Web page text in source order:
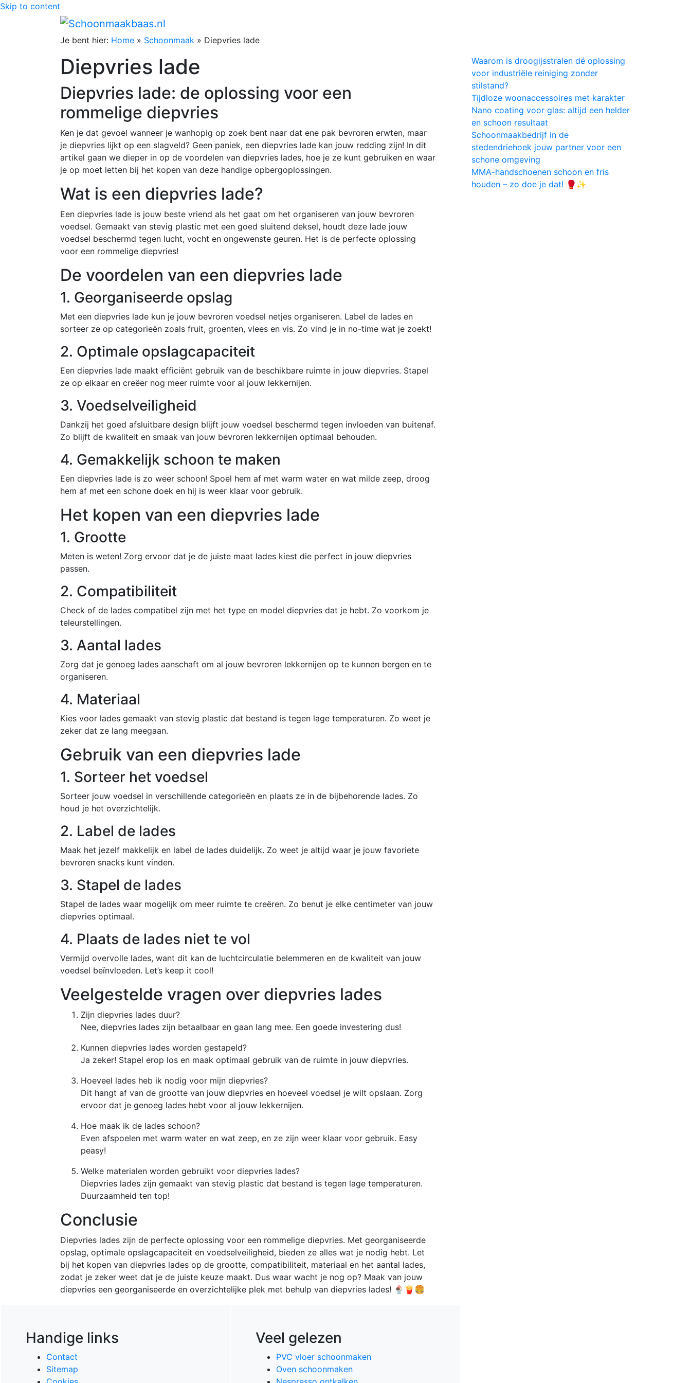
Skip to content
Je bent hier: Home » Schoonmaak » Diepvries lade
Diepvries lade
Diepvries lade: de oplossing voor een
rommelige diepvries
Ken je dat gevoel wanneer je wanhopig op zoek bent naar dat ene pak bevroren erwten, maar
je diepvries lijkt op een slagveld? Geen paniek, een diepvries lade kan jouw redding zijn! In dit
artikel gaan we dieper in op de voordelen van diepvries lades, hoe je ze kunt gebruiken en waar
je op moet letten bij het kopen van deze handige opbergoplossingen.
Wat is een diepvries lade?
Een diepvries lade is jouw beste vriend als het gaat om het organiseren van jouw bevroren
voedsel. Gemaakt van stevig plastic met een goed sluitend deksel, houdt deze lade jouw
voedsel beschermd tegen lucht, vocht en ongewenste geuren. Het is de perfecte oplossing
voor een rommelige diepvries!
De voordelen van een diepvries lade
1. Georganiseerde opslag
Met een diepvries lade kun je jouw bevroren voedsel netjes organiseren. Label de lades en
sorteer ze op categorieën zoals fruit, groenten, vlees en vis. Zo vind je in no-time wat je zoekt!
2. Optimale opslagcapaciteit
Een diepvries lade maakt efficiënt gebruik van de beschikbare ruimte in jouw diepvries. Stapel
ze op elkaar en creëer nog meer ruimte voor al jouw lekkernijen.
3. Voedselveiligheid
Dankzij het goed afsluitbare design blijft jouw voedsel beschermd tegen invloeden van buitenaf.
Zo blijft de kwaliteit en smaak van jouw bevroren lekkernijen optimaal behouden.
4. Gemakkelijk schoon te maken
Een diepvries lade is zo weer schoon! Spoel hem af met warm water en wat milde zeep, droog
hem af met een schone doek en hij is weer klaar voor gebruik.
Het kopen van een diepvries lade
1. Grootte
Meten is weten! Zorg ervoor dat je de juiste maat lades kiest die perfect in jouw diepvries
passen.
2. Compatibiliteit
Check of de lades compatibel zijn met het type en model diepvries dat je hebt. Zo voorkom je
teleurstellingen.
3. Aantal lades
Zorg dat je genoeg lades aanschaft om al jouw bevroren lekkernijen op te kunnen bergen en te
organiseren.
4. Materiaal
Kies voor lades gemaakt van stevig plastic dat bestand is tegen lage temperaturen. Zo weet je
zeker dat ze lang meegaan.
Gebruik van een diepvries lade
1. Sorteer het voedsel
Sorteer jouw voedsel in verschillende categorieën en plaats ze in de bijbehorende lades. Zo
houd je het overzichtelijk.
2. Label de lades
Maak het jezelf makkelijk en label de lades duidelijk. Zo weet je altijd waar je jouw favoriete
bevroren snacks kunt vinden.
3. Stapel de lades
Stapel de lades waar mogelijk om meer ruimte te creëren. Zo benut je elke centimeter van jouw
diepvries optimaal.
4. Plaats de lades niet te vol
Vermijd overvolle lades, want dit kan de luchtcirculatie belemmeren en de kwaliteit van jouw
voedsel beïnvloeden. Let’s keep it cool!
Veelgestelde vragen over diepvries lades
Zijn diepvries lades duur?
Nee, diepvries lades zijn betaalbaar en gaan lang mee. Een goede investering dus!
Kunnen diepvries lades worden gestapeld?
Ja zeker! Stapel erop los en maak optimaal gebruik van de ruimte in jouw diepvries.
Hoeveel lades heb ik nodig voor mijn diepvries?
Dit hangt af van de grootte van jouw diepvries en hoeveel voedsel je wilt opslaan. Zorg
ervoor dat je genoeg lades hebt voor al jouw lekkernijen.
Hoe maak ik de lades schoon?
Even afspoelen met warm water en wat zeep, en ze zijn weer klaar voor gebruik. Easy
peasy!
Welke materialen worden gebruikt voor diepvries lades?
Diepvries lades zijn gemaakt van stevig plastic dat bestand is tegen lage temperaturen.
Duurzaamheid ten top!
Conclusie
Diepvries lades zijn de perfecte oplossing voor een rommelige diepvries. Met georganiseerde
opslag, optimale opslagcapaciteit en voedselveiligheid, bieden ze alles wat je nodig hebt. Let
bij het kopen van diepvries lades op de grootte, compatibiliteit, materiaal en het aantal lades,
zodat je zeker weet dat je de juiste keuze maakt. Dus waar wacht je nog op? Maak van jouw
diepvries een georganiseerde en overzichtelijke plek met behulp van diepvries lades! 🍨🍟🍔
Waarom is droogijsstralen dé oplossing
voor industriële reiniging zonder
stilstand?
Tijdloze woonaccessoires met karakter
Nano coating voor glas: altijd een helder
en schoon resultaat
Schoonmaakbedrijf in de
stedendriehoek jouw partner voor een
schone omgeving
MMA-handschoenen schoon en fris
houden – zo doe je dat! 🥊✨
Handige links
Contact
Sitemap
Veel gelezen
PVC vloer schoonmaken
Oven schoonmaken